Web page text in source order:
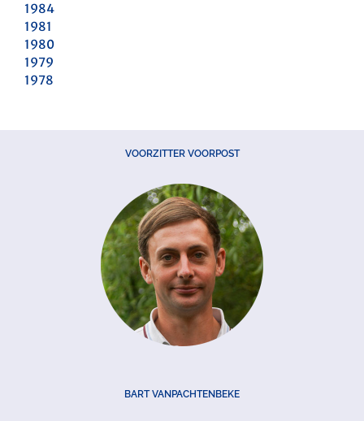
1984
1981
1980
1979
1978
VOORZITTER VOORPOST
BART VANPACHTENBEKE